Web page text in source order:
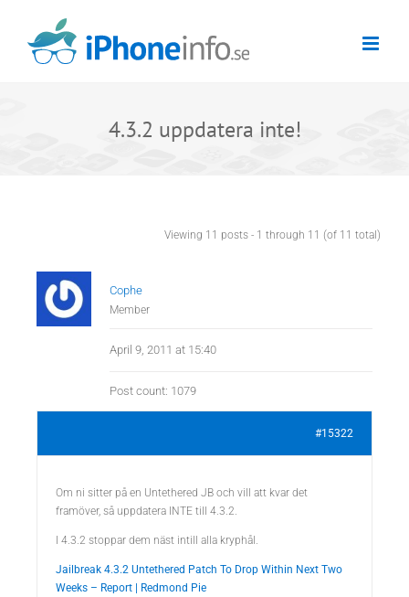
content
4.3.2 uppdatera inte!
Viewing 11 posts - 1 through 11 (of 11 total)
Cophe
Member
April 9, 2011 at 15:40
Post count: 1079
#15322
Om ni sitter på en Untethered JB och vill att kvar det
framöver, så uppdatera INTE till 4.3.2.
I 4.3.2 stoppar dem näst intill alla kryphål.
Jailbreak 4.3.2 Untethered Patch To Drop Within Next Two
Weeks – Report | Redmond Pie